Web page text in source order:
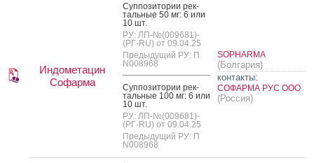
Индометацин
Софарма
Суп­по­зито­рии рек­
таль­ные 50 мг: 6 или
10 шт.
РУ: ЛП-№(009681)-
(РГ-RU) от 09.04.25
Предыдущий РУ: П
N008968
Суп­по­зито­рии рек­
таль­ные 100 мг: 6 или
10 шт.
РУ: ЛП-№(009681)-
(РГ-RU) от 09.04.25
Предыдущий РУ: П
N008968
SOPHARMA
(Болгария)
контакты:
СОФАРМА РУС ООО
(Россия)